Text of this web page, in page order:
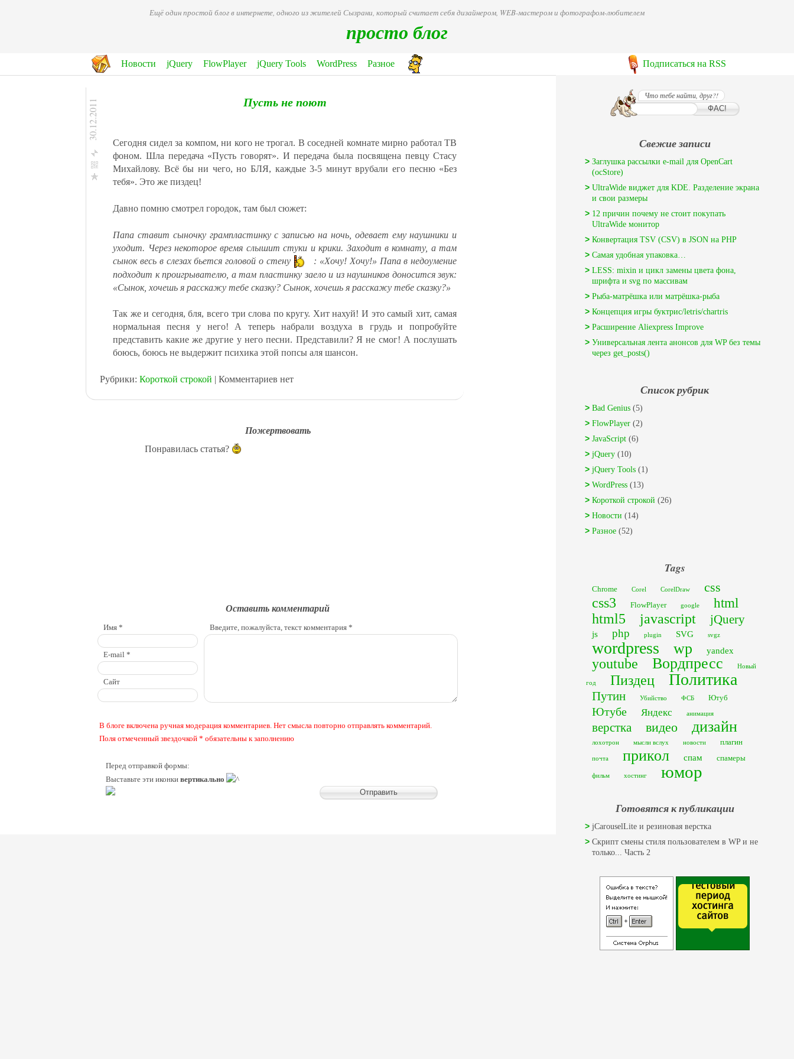
Ещё один простой блог в интернете, одного из жителей Сызрани, который считает себя дизайнером, WEB-мастером и фотографом-любителем
просто блог
Новости jQuery FlowPlayer jQuery Tools WordPress Разное Подписаться на RSS
30.12.2011
Twitter
Google+
Мой Круг
Яндекс.Закладки
Пусть не поют
Сегодня сидел за компом, ни кого не трогал. В соседней комнате мирно работал ТВ
фоном. Шла передача «Пусть говорят». И передача была посвящена певцу Стасу
Михайлову. Всё бы ни чего, но БЛЯ, каждые 3-5 минут врубали его песню «Без
тебя». Это же пиздец!
Давно помню смотрел городок, там был сюжет:
Папа ставит сыночку грампластинку с записью на ночь, одевает ему наушники и
уходит. Через некоторое время слышит стуки и крики. Заходит в комнату, а там
сынок весь в слезах бьется головой о стену
: «Хочу! Хочу!» Папа в недоумение
подходит к проигрывателю, а там пластинку заело и из наушников доносится звук:
«Сынок, хочешь я расскажу тебе сказку? Сынок, хочешь я расскажу тебе сказку?»
Так же и сегодня, бля, всего три слова по кругу. Хит нахуй! И это самый хит, самая
нормальная песня у него! А теперь набрали воздуха в грудь и попробуйте
представить какие же другие у него песни. Представили? Я не смог! А послушать
боюсь, боюсь не выдержит психика этой попсы аля шансон.
Рубрики: Короткой строкой | Комментариев нет
Пожертвовать
Понравилась статья?
Оставить комментарий
Имя *
E-mail *
Сайт
Введите, пожалуйста, текст комментария *
В блоге включена ручная модерация комментариев. Нет смысла повторно отправлять комментарий.
Поля отмеченный звездочкой * обязательны к заполнению
Перед отправкой формы:
Выставьте эти иконкивертикально
Что тебе найти, друг?!
Свежие записи
Заглушка рассылки e-mail для OpenCart
(ocStore)
UltraWide виджет для KDE. Разделение экрана
и свои размеры
12 причин почему не стоит покупать
UltraWide монитор
Конвертация TSV (CSV) в JSON на PHP
Самая удобная упаковка…
LESS: mixin и цикл замены цвета фона,
шрифта и svg по массивам
Рыба-матрёшка или матрёшка-рыба
Концепция игры буктрис/letris/chartris
Расширение Aliexpress Improve
Универсальная лента анонсов для WP без темы
через get_posts()
Список рубрик
Bad Genius (5)
FlowPlayer (2)
JavaScript (6)
jQuery (10)
jQuery Tools (1)
WordPress (13)
Короткой строкой (26)
Новости (14)
Разное (52)
Tags
Chrome Corel CorelDraw css
css3 FlowPlayer google html
html5 javascript jQuery
js php plugin SVG svgz
wordpress wp yandex
youtube Вордпресс Новый
год Пиздец Политика
Путин Убийство ФСБ Ютуб
Ютубе Яндекс анимация
верстка видео дизайн
лохотрон мысли вслух новости плагин
почта прикол спам спамеры
фильм хостинг юмор
Готовятся к публикации
jCarouselLite и резиновая верстка
Скрипт смены стиля пользователем в WP и не
только... Часть 2